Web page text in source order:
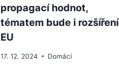
propagací hodnot,
tématem bude i rozšíření
EU
17. 12. 2024 Domácí